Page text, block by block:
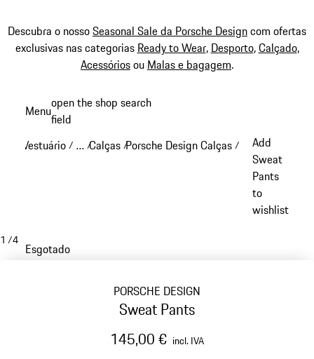
Descubra o nossoSeasonal Sale da Porsche Designcom ofertas
exclusivas nas categorias Ready to Wear, Desporto,Calçado,
Acessóriosou Malas e bagagem.
conteúdo
Menuopen the shop search
field
Vestuário / …
Reveal collapsed breadcrumb items
/Calças /Porsche Design Calças /
Add
Sweat
Pants
to
wishlist
1 /4
Esgotado
PORSCHE DESIGN
Sweat Pants
145,00 € incl. IVA